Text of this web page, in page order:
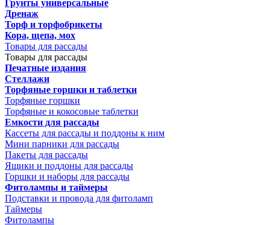
Грунты универсальные
Дренаж
Торф и торфобрикеты
Кора, щепа, мох
Товары для рассады
Товары для рассады
Печатные издания
Стеллажи
Торфяные горшки и таблетки
Торфяные горшки
Торфяные и кокосовые таблетки
Емкости для рассады
Кассеты для рассады и поддоны к ним
Мини парники для рассады
Пакеты для рассады
Ящики и поддоны для рассады
Горшки и наборы для рассады
Фитолампы и таймеры
Подставки и провода для фитоламп
Таймеры
Фитолампы